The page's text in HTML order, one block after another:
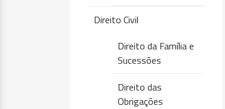
Direito Civil
Direito da Família e
Sucessões
Direito das
Obrigações